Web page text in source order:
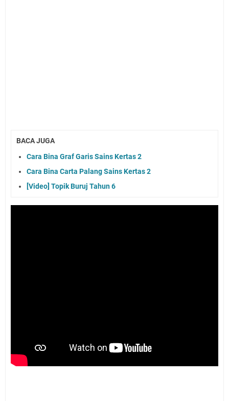
BACA JUGA
Cara Bina Graf Garis Sains Kertas 2
Cara Bina Carta Palang Sains Kertas 2
[Video] Topik Buruj Tahun 6